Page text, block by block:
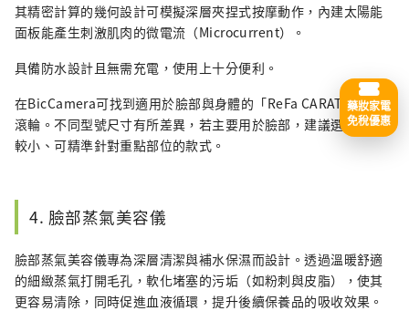
其精密計算的幾何設計可模擬深層夾捏式按摩動作，內建太陽能
面板能產生刺激肌肉的微電流（Microcurrent）。
具備防水設計且無需充電，使用上十分便利。
在BicCamera可找到適用於臉部與身體的「ReFa CARAT」按摩
滾輪。不同型號尺寸有所差異，若主要用於臉部，建議選擇體積
較小、可精準針對重點部位的款式。
4. 臉部蒸氣美容儀
臉部蒸氣美容儀專為深層清潔與補水保濕而設計。透過溫暖舒適
的細緻蒸氣打開毛孔，軟化堵塞的污垢（如粉刺與皮脂），使其
更容易清除，同時促進血液循環，提升後續保養品的吸收效果。
藥妝家電
免稅優惠